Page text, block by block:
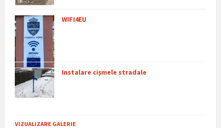
WIFI4EU
Instalare cișmele stradale
VIZUALIZARE GALERIE